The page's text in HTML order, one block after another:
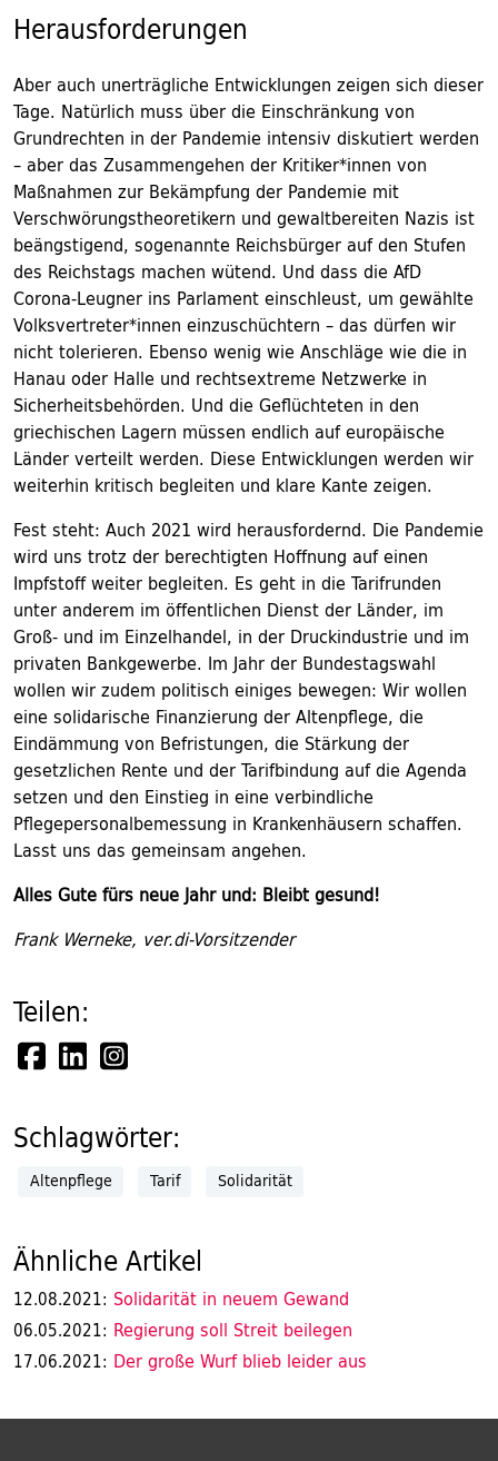
Herausforderungen
Aber auch unerträgliche Entwicklungen zeigen sich dieser
Tage. Natürlich muss über die Einschränkung von
Grundrechten in der Pandemie intensiv diskutiert werden
– aber das Zusammengehen der Kritiker*innen von
Maßnahmen zur Bekämpfung der Pandemie mit
Verschwörungstheoretikern und gewaltbereiten Nazis ist
beängstigend, sogenannte Reichsbürger auf den Stufen
des Reichstags machen wütend. Und dass die AfD
Corona-Leugner ins Parlament einschleust, um gewählte
Volksvertreter*innen einzuschüchtern – das dürfen wir
nicht tolerieren. Ebenso wenig wie Anschläge wie die in
Hanau oder Halle und rechtsextreme Netzwerke in
Sicherheitsbehörden. Und die Geflüchteten in den
griechischen Lagern müssen endlich auf europäische
Länder verteilt werden. Diese Entwicklungen werden wir
weiterhin kritisch begleiten und klare Kante zeigen.
Fest steht: Auch 2021 wird herausfordernd. Die Pandemie
wird uns trotz der berechtigten Hoffnung auf einen
Impfstoff weiter begleiten. Es geht in die Tarifrunden
unter anderem im öffentlichen Dienst der Länder, im
Groß- und im Einzelhandel, in der Druckindustrie und im
privaten Bankgewerbe. Im Jahr der Bundestagswahl
wollen wir zudem politisch einiges bewegen: Wir wollen
eine solidarische Finanzierung der Altenpflege, die
Eindämmung von Befristungen, die Stärkung der
gesetzlichen Rente und der Tarifbindung auf die Agenda
setzen und den Einstieg in eine verbindliche
Pflegepersonalbemessung in Krankenhäusern schaffen.
Lasst uns das gemeinsam angehen.
Alles Gute fürs neue Jahr und: Bleibt gesund!
Frank Werneke, ver.di-Vorsitzender
Teilen:
Schlagwörter:
Altenpflege Tarif Solidarität
Ähnliche Artikel
12.08.2021: Solidarität in neuem Gewand
06.05.2021: Regierung soll Streit beilegen
17.06.2021: Der große Wurf blieb leider aus